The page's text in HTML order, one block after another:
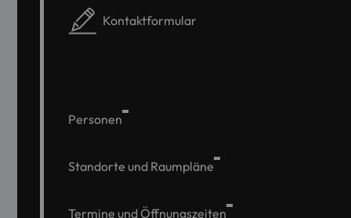
Kontaktformular
Personen
Standorte und Raumpläne
Termine und Öffnungszeiten